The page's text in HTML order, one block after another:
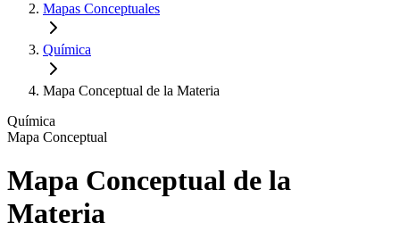
Mapas Conceptuales
Química
Mapa Conceptual de la Materia
Química
Mapa Conceptual
Mapa Conceptual de la
Materia